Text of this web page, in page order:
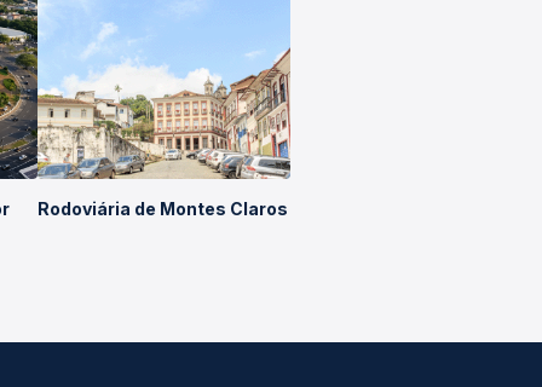
Rodoviária de Montes Claros